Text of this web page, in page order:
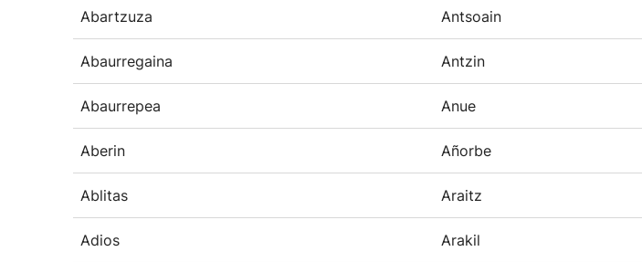
Abartzuza Antsoain
Abaurregaina Antzin
Abaurrepea Anue
Aberin Añorbe
Ablitas Araitz
Adios Arakil